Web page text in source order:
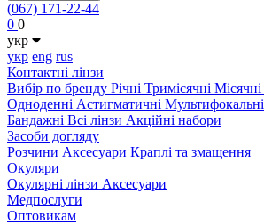
(067) 171-22-44
0 0
укр
укр eng rus
Контактні лінзи
Вибiр по бренду Річні Тримісячні Місячні
Одноденні Астигматичні Мультифокальні
Бандажні Всі лінзи Акційні набори
Засоби догляду
Розчини Аксесуари Краплі та змащення
Окуляри
Окулярні лінзи Аксесуари
Медпослуги
Оптовикам